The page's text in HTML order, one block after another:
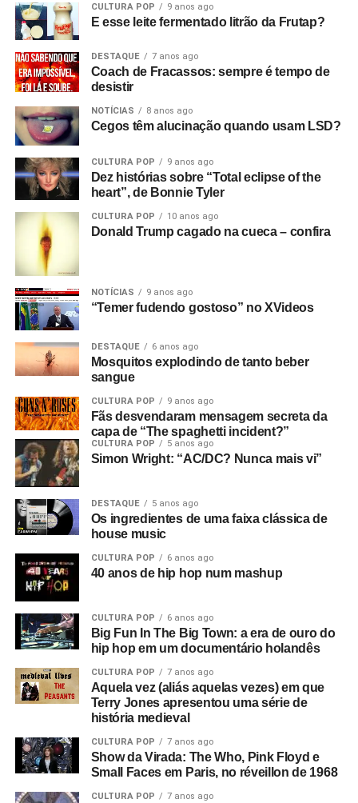
CULTURA POP 9 anos ago
E esse leite fermentado litrão da Frutap?
DESTAQUE 7 anos ago
Coach de Fracassos: sempre é tempo de
desistir
NOTÍCIAS 8 anos ago
Cegos têm alucinação quando usam LSD?
CULTURA POP 9 anos ago
Dez histórias sobre “Total eclipse of the
heart”, de Bonnie Tyler
CULTURA POP 10 anos ago
Donald Trump cagado na cueca – confira
NOTÍCIAS 9 anos ago
“Temer fudendo gostoso” no XVideos
DESTAQUE 6 anos ago
Mosquitos explodindo de tanto beber
sangue
CULTURA POP 9 anos ago
Fãs desvendaram mensagem secreta da
capa de “The spaghetti incident?”
CULTURA POP 5 anos ago
Simon Wright: “AC/DC? Nunca mais vi”
DESTAQUE 5 anos ago
Os ingredientes de uma faixa clássica de
house music
CULTURA POP 6 anos ago
40 anos de hip hop num mashup
CULTURA POP 6 anos ago
Big Fun In The Big Town: a era de ouro do
hip hop em um documentário holandês
CULTURA POP 7 anos ago
Aquela vez (aliás aquelas vezes) em que
Terry Jones apresentou uma série de
história medieval
CULTURA POP 7 anos ago
Show da Virada: The Who, Pink Floyd e
Small Faces em Paris, no réveillon de 1968
CULTURA POP 7 anos ago